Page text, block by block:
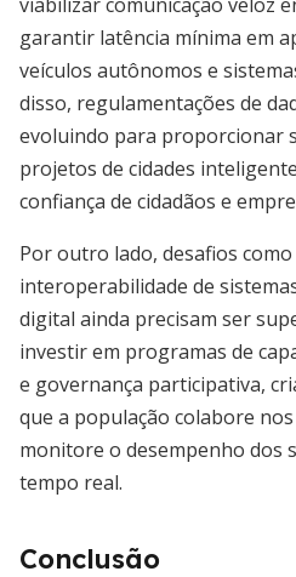
garantir latência mínima em
veículos autônomos e
disso, regulamentações de
evoluindo para proporcionar
projetos de cidades
confiança de cidadãos e
Por outro lado, desafios
interoperabilidade de
digital ainda precisam ser
investir em programas de
e governança participativa,
que a população colabore
monitore o desempenho dos
tempo real.
Conclusão